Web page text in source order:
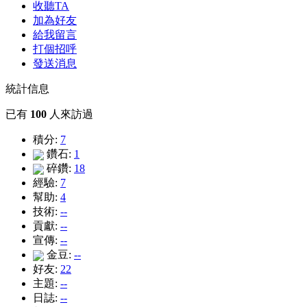
收聽TA
加為好友
給我留言
打個招呼
發送消息
統計信息
已有 100 人來訪過
積分: 7
鑽石: 1
碎鑽: 18
經驗: 7
幫助: 4
技術: --
貢獻: --
宣傳: --
金豆: --
好友: 22
主題: --
日誌: --